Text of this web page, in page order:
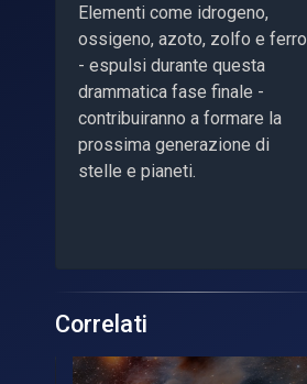
Elementi come idrogeno,
ossigeno, azoto, zolfo e ferro
- espulsi durante questa
drammatica fase finale -
contribuiranno a formare la
prossima generazione di
stelle e pianeti.
Correlati